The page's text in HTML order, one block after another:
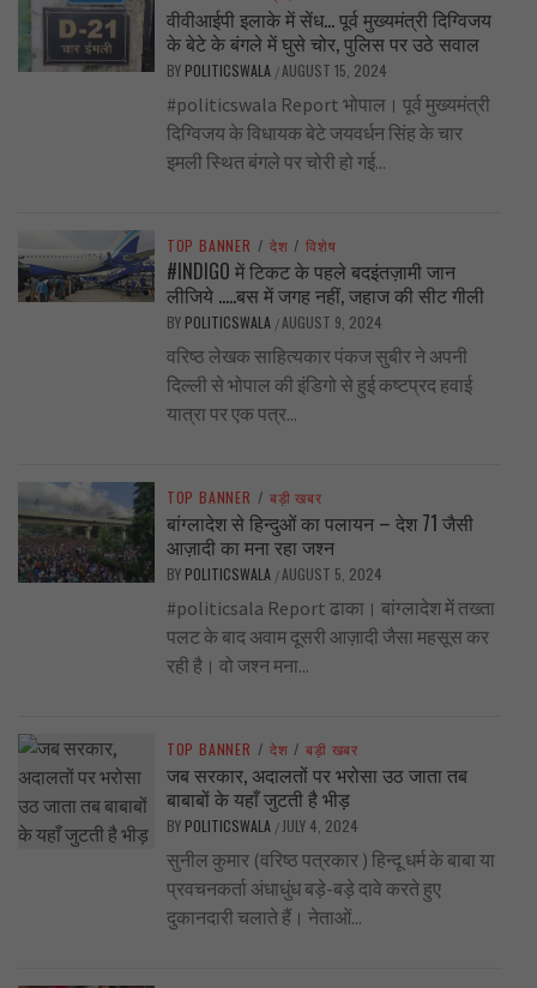
वीवीआईपी इलाके में सेंध… पूर्व मुख्यमंत्री दिग्विजय
के बेटे के बंगले में घुसे चोर, पुलिस पर उठे सवाल
BY POLITICSWALA /AUGUST 15, 2024
#politicswala Report भोपाल। पूर्व मुख्यमंत्री
दिग्विजय के विधायक बेटे जयवर्धन सिंह के चार
इमली स्थित बंगले पर चोरी हो गई...
TOP BANNER / देश / विशेष
#INDIGO में टिकट के पहले बदइंतज़ामी जान
लीजिये …..बस में जगह नहीं, जहाज की सीट गीली
BY POLITICSWALA /AUGUST 9, 2024
वरिष्ठ लेखक साहित्यकार पंकज सुबीर ने अपनी
दिल्ली से भोपाल की इंडिगो से हुई कष्टप्रद हवाई
यात्रा पर एक पत्र...
TOP BANNER / बड़ी खबर
बांग्लादेश से हिन्दुओं का पलायन – देश 71 जैसी
आज़ादी का मना रहा जश्न
BY POLITICSWALA /AUGUST 5, 2024
#politicsala Report ढाका। बांग्लादेश में तख्ता
पलट के बाद अवाम दूसरी आज़ादी जैसा महसूस कर
रही है। वो जश्न मना...
TOP BANNER / देश / बड़ी खबर
जब सरकार, अदालतों पर भरोसा उठ जाता तब
बाबाबों के यहाँ जुटती है भीड़
BY POLITICSWALA / JULY 4, 2024
सुनील कुमार (वरिष्ठ पत्रकार ) हिन्दू धर्म के बाबा या
प्रवचनकर्ता अंधाधुंध बड़े-बड़े दावे करते हुए
दुकानदारी चलाते हैं। नेताओं...